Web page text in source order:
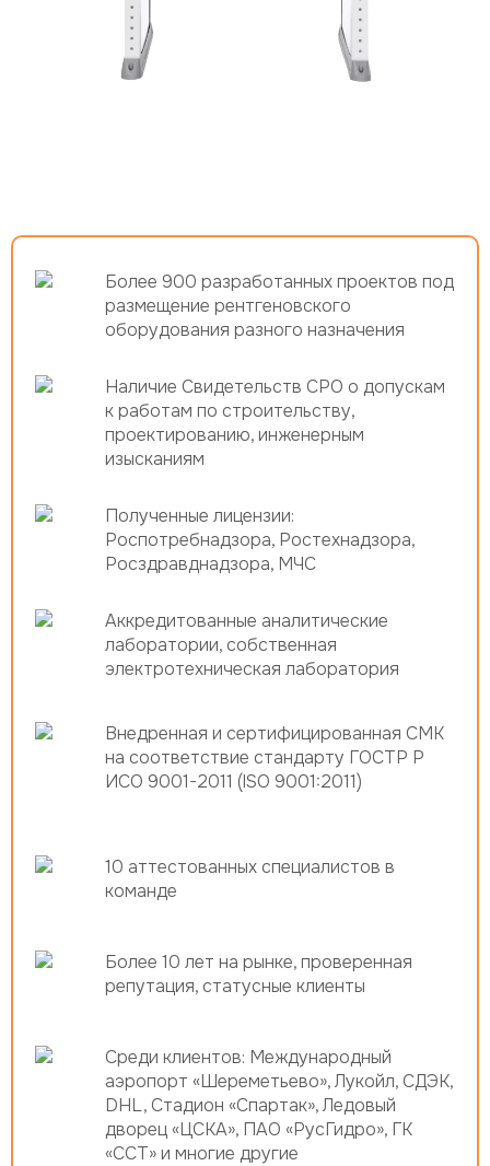
Более 900 разработанных проектов под
размещение рентгеновского
оборудования разного назначения
Наличие Свидетельств СРО о допускам
к работам по строительству,
проектированию, инженерным
изысканиям
Полученные лицензии:
Роспотребнадзора, Ростехнадзора,
Росздравднадзора, МЧС
Аккредитованные аналитические
лаборатории, собственная
электротехническая лаборатория
Внедренная и сертифицированная СМК
на соответствие стандарту ГОСТР Р
ИСО 9001-2011 (ISO 9001:2011)
10 аттестованных специалистов в
команде
Более 10 лет на рынке, проверенная
репутация, статусные клиенты
Среди клиентов: Международный
аэропорт «Шереметьево», Лукойл, СДЭК,
DHL, Стадион «Спартак», Ледовый
дворец «ЦСКА», ПАО «РусГидро», ГК
«ССТ» и многие другие